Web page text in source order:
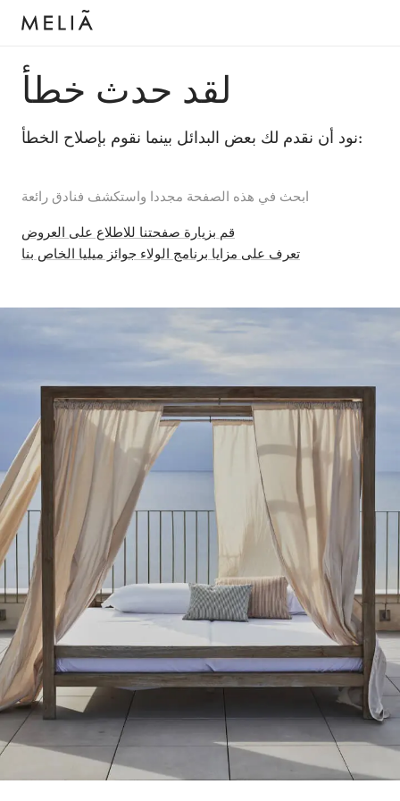
لقد حدث خطأ
نود أن نقدم لك بعض البدائل بينما نقوم بإصلاح الخطأ:
ابحث في هذه الصفحة مجددا واستكشف فنادق رائعة
قم بزيارة صفحتنا للاطلاع على العروض
تعرف على مزايا برنامج الولاء جوائز ميليا الخاص بنا